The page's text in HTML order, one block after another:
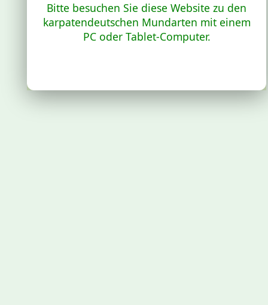
Bitte besuchen Sie diese Website zu den
karpatendeutschen Mundarten mit einem
PC oder Tablet-Computer.